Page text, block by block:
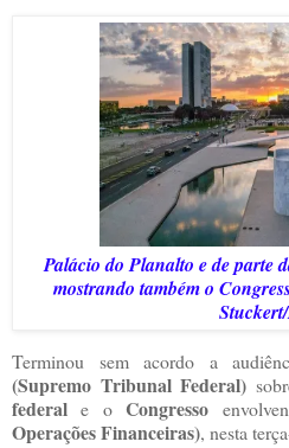
Palácio do Planalto e de parte
mostrando também o
Terminou sem acordo a
(Supremo Tribunal Federal)
federal e oCongresso
Operações Financeiras), nesta